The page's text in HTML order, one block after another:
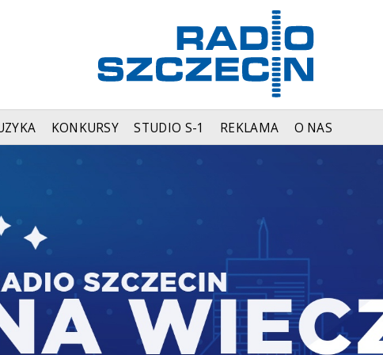
KONKURSY STUDIO S-1 REKLAMA O NAS